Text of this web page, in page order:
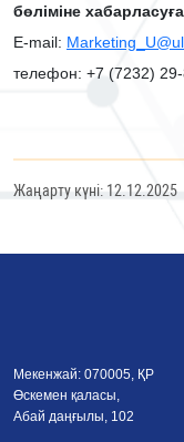
бөліміне
Е-mail:
телефон: +7 (7232)
Жаңарту күні: 12.12.2025
Мекенжай: 070005, ҚР
Өскемен қаласы,
Абай даңғылы, 102